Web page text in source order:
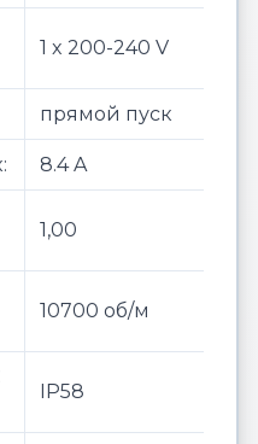
1 x 200-240 V
прямой пуск
8.4 A
1,00
10700 об/м
IP58